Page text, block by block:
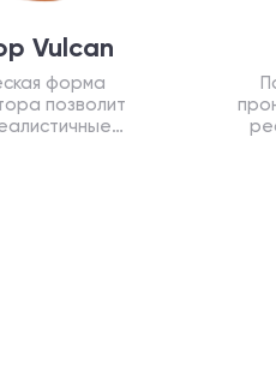
Vulcan
форма
позволит